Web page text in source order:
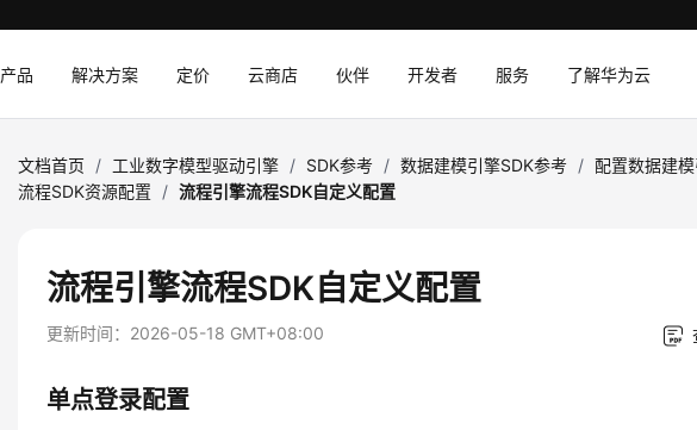
产品 解决方案 定价 云商店 伙伴 开发者 服务 了解华为云
文档首页 / 工业数字模型驱动引擎 / SDK参考 / 数据建模引擎SDK参考 / 配置数据建
流程SDK资源配置
/ 流程引擎流程SDK自定义配置
流程引擎流程SDK自定义配置
更新时间： 2026-05-18 GMT+08:00
单点登录配置